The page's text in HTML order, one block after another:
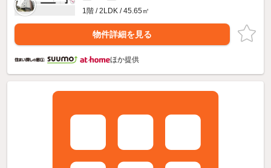
1階 / 2LDK / 45.65㎡
物件詳細を見る
ほか提供